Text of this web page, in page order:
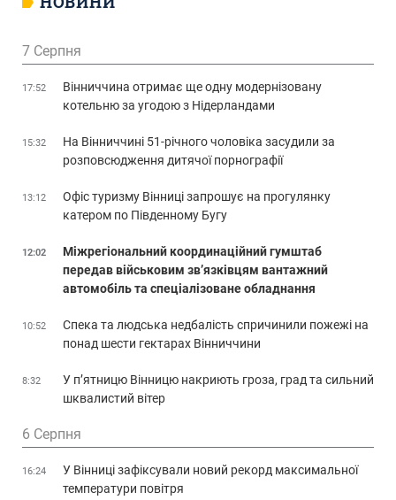
7 Серпня
17:52
Вінниччина отримає ще одну модернізовану
котельню за угодою з Нідерландами
15:32
На Вінниччині 51-річного чоловіка засудили за
розповсюдження дитячої порнографії
13:12
Офіс туризму Вінниці запрошує на прогулянку
катером по Південному Бугу
12:02
Міжрегіональний координаційний гумштаб
передав військовим зв’язківцям вантажний
автомобіль та спеціалізоване обладнання
10:52
Спека та людська недбалість спричинили пожежі на
понад шести гектарах Вінниччини
8:32
У п’ятницю Вінницю накриють гроза, град та сильний
шквалистий вітер
6 Серпня
16:24
У Вінниці зафіксували новий рекорд максимальної
температури повітря